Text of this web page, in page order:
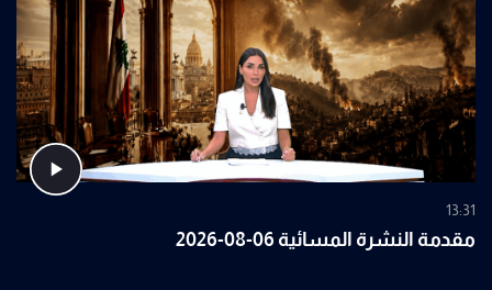
13:31
مقدمة النشرة المسائية 06-08-2026